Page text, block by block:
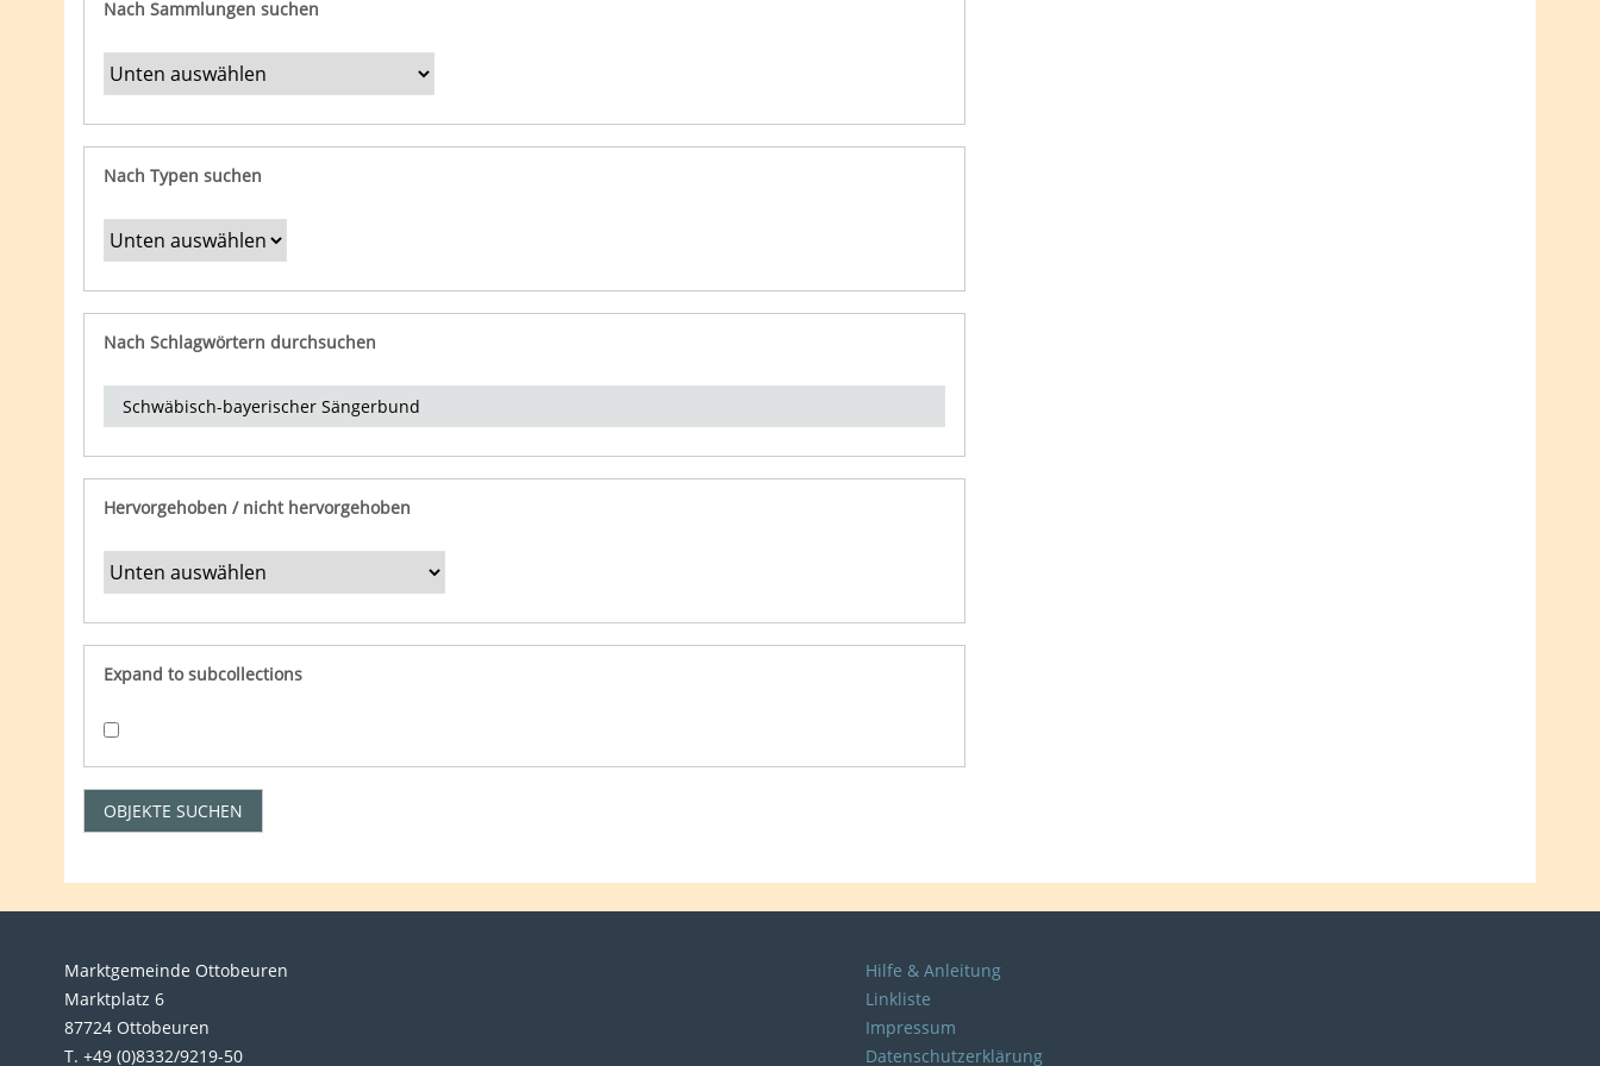
Nach Sammlungen suchen
Nach Typen suchen
Nach Schlagwörtern durchsuchen
Hervorgehoben / nicht hervorgehoben
Expand to subcollections
Marktgemeinde Ottobeuren
Marktplatz 6
87724 Ottobeuren
T. +49 (0)8332/9219-50
Hilfe & Anleitung
Linkliste
Impressum
Datenschutzerklärung